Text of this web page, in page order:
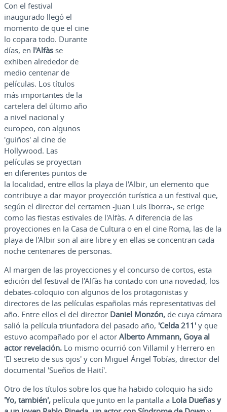
Con el festival
inaugurado llegó el
momento de que el cine
lo copara todo. Durante
días, en l'Alfàs se
exhiben alrededor de
medio centenar de
películas. Los títulos
más importantes de la
cartelera del último año
a nivel nacional y
europeo, con algunos
'guiños' al cine de
Hollywood. Las
películas se proyectan
en diferentes puntos de
la localidad, entre ellos la playa de l'Albir, un elemento que
contribuye a dar mayor proyección turística a un festival que,
según el director del certamen -Juan Luis Iborra-, se erige
como las fiestas estivales de l'Alfàs. A diferencia de las
proyecciones en la Casa de Cultura o en el cine Roma, las de la
playa de l'Albir son al aire libre y en ellas se concentran cada
noche centenares de personas.
Al margen de las proyecciones y el concurso de cortos, esta
edición del festival de l'Alfàs ha contado con una novedad, los
debates-coloquio con algunos de los protagonistas y
directores de las películas españolas más representativas del
año. Entre ellos el del director Daniel Monzón, de cuya cámara
salió la película triunfadora del pasado año, 'Celda 211' y que
estuvo acompañado por el actor Alberto Ammann, Goya al
actor revelación. Lo mismo ocurrió con Villamil y Herrero en
'El secreto de sus ojos' y con Miguel Ángel Tobías, director del
documental 'Sueños de Haití'.
Otro de los títulos sobre los que ha habido coloquio ha sido
'Yo, también', película que junto en la pantalla a Lola Dueñas y